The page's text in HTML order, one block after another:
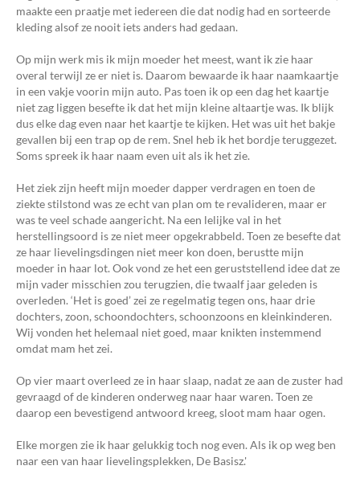
maakte een praatje met iedereen die dat nodig had en sorteerde
kleding alsof ze nooit iets anders had gedaan.
Op mijn werk mis ik mijn moeder het meest, want ik zie haar
overal terwijl ze er niet is. Daarom bewaarde ik haar naamkaartje
in een vakje voorin mijn auto. Pas toen ik op een dag het kaartje
niet zag liggen besefte ik dat het mijn kleine altaartje was. Ik blijk
dus elke dag even naar het kaartje te kijken. Het was uit het bakje
gevallen bij een trap op de rem. Snel heb ik het bordje teruggezet.
Soms spreek ik haar naam even uit als ik het zie.
Het ziek zijn heeft mijn moeder dapper verdragen en toen de
ziekte stilstond was ze echt van plan om te revalideren, maar er
was te veel schade aangericht. Na een lelijke val in het
herstellingsoord is ze niet meer opgekrabbeld. Toen ze besefte dat
ze haar lievelingsdingen niet meer kon doen, berustte mijn
moeder in haar lot. Ook vond ze het een geruststellend idee dat ze
mijn vader misschien zou terugzien, die twaalf jaar geleden is
overleden. ‘Het is goed’ zei ze regelmatig tegen ons, haar drie
dochters, zoon, schoondochters, schoonzoons en kleinkinderen.
Wij vonden het helemaal niet goed, maar knikten instemmend
omdat mam het zei.
Op vier maart overleed ze in haar slaap, nadat ze aan de zuster had
gevraagd of de kinderen onderweg naar haar waren. Toen ze
daarop een bevestigend antwoord kreeg, sloot mam haar ogen.
Elke morgen zie ik haar gelukkig toch nog even. Als ik op weg ben
naar een van haar lievelingsplekken, De Basisz.'